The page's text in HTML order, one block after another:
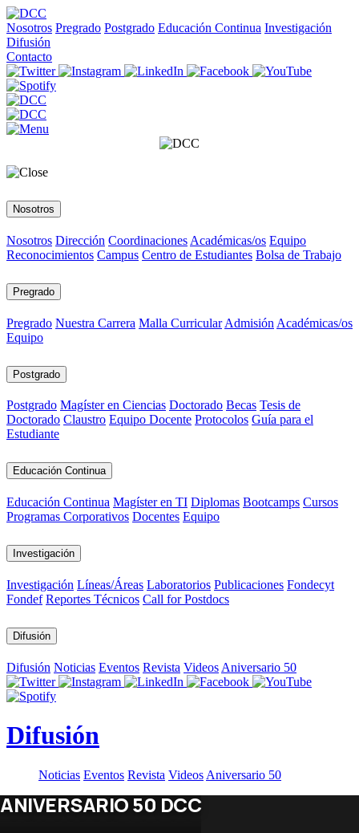
Nosotros Pregrado Postgrado Educación Continua Investigación
Difusión
Contacto
Nosotros
Nosotros Dirección Coordinaciones Académicas/os Equipo
Reconocimientos Campus Centro de Estudiantes Bolsa de Trabajo
Pregrado
Pregrado Nuestra Carrera Malla Curricular Admisión Académicas/os
Equipo
Postgrado
Postgrado Magíster en Ciencias Doctorado Becas Tesis de
Doctorado Claustro Equipo Docente Protocolos Guía para el
Estudiante
Educación Continua
Educación Continua Magíster en TI Diplomas Bootcamps Cursos
Programas Corporativos Docentes Equipo
Investigación
Investigación Líneas/Áreas Laboratorios Publicaciones Fondecyt
Fondef Reportes Técnicos Call for Postdocs
Difusión
Difusión Noticias Eventos Revista Videos Aniversario 50
Difusión
Noticias Eventos Revista Videos Aniversario 50
ANIVERSARIO 50 DCC